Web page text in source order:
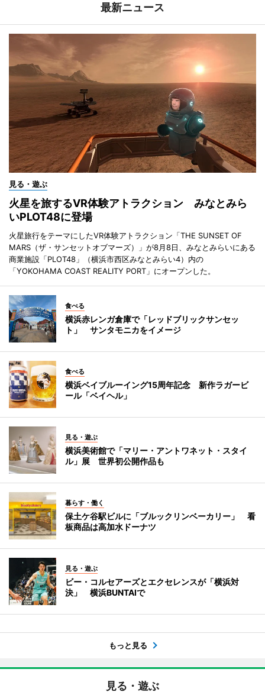
最新ニュース
見る・遊ぶ
火星を旅するVR体験アトラクション みなとみら
いPLOT48に登場
火星旅行をテーマにしたVR体験アトラクション「THE SUNSET OF
MARS（ザ・サンセットオブマーズ）」が8月8日、みなとみらいにある
商業施設「PLOT48」（横浜市西区みなとみらい4）内の
「YOKOHAMA COAST REALITY PORT」にオープンした。
食べる
横浜赤レンガ倉庫で「レッドブリックサンセッ
ト」 サンタモニカをイメージ
食べる
横浜ベイブルーイング15周年記念 新作ラガービ
ール「ベイヘル」
見る・遊ぶ
横浜美術館で「マリー・アントワネット・スタイ
ル」展 世界初公開作品も
暮らす・働く
保土ケ谷駅ビルに「ブルックリンベーカリー」 看
板商品は高加水ドーナツ
見る・遊ぶ
ビー・コルセアーズとエクセレンスが「横浜対
決」 横浜BUNTAIで
もっと見る
見る・遊ぶ